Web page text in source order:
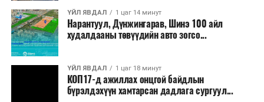
ҮЙЛ ЯВДАЛ 1 цаг 14 минут
Нарантуул, Дүнжингарав, Шинэ 100 айл
худалдааны төвүүдийн авто зогсо...
ҮЙЛ ЯВДАЛ 1 цаг 18 минут
КОП17-д ажиллах онцгой байдлын
бүрэлдэхүүн хамтарсан дадлага сургуул...